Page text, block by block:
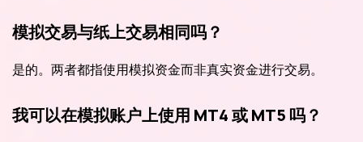
模拟交易与纸上交易相同吗？
是的。两者都指使用模拟资金而非真实资金进行交易。
我可以在模拟账户上使用 MT4 或 MT5 吗？